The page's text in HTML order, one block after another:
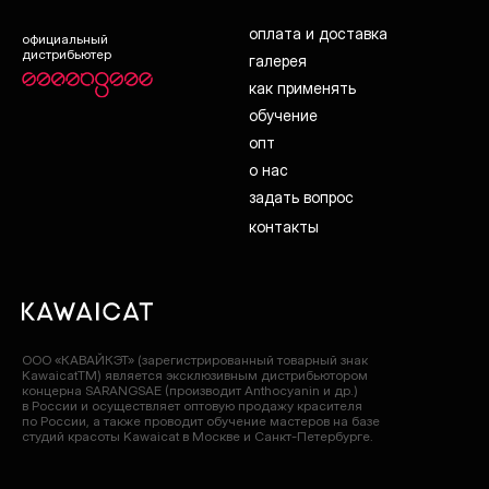
оплата и доставка
галерея
как применять
обучение
опт
о нас
задать вопрос
контакты
официальный
дистрибьютер
ООО «КАВАЙКЭТ» (зарегистрированный товарный знак
KawaicatTM) является эксклюзивным дистрибьютором
концерна SARANGSAE (производит Anthocyanin и др.)
в России и осуществляет оптовую продажу красителя
по России, а также проводит обучение мастеров на базе
студий красоты Kawaicat в Москве и Санкт-Петербурге.